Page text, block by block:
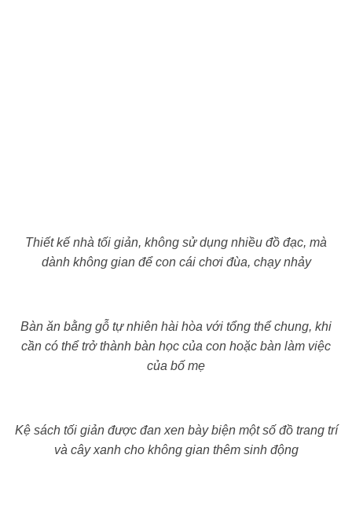
Thiết kế nhà tối giản, không sử dụng nhiều đồ đạc, mà
dành không gian để con cái chơi đùa, chạy nhảy
Bàn ăn bằng gỗ tự nhiên hài hòa với tổng thể chung, khi
cần có thể trở thành bàn học của con hoặc bàn làm việc
của bố mẹ
Kệ sách tối giản được đan xen bày biện một số đồ trang trí
và cây xanh cho không gian thêm sinh động